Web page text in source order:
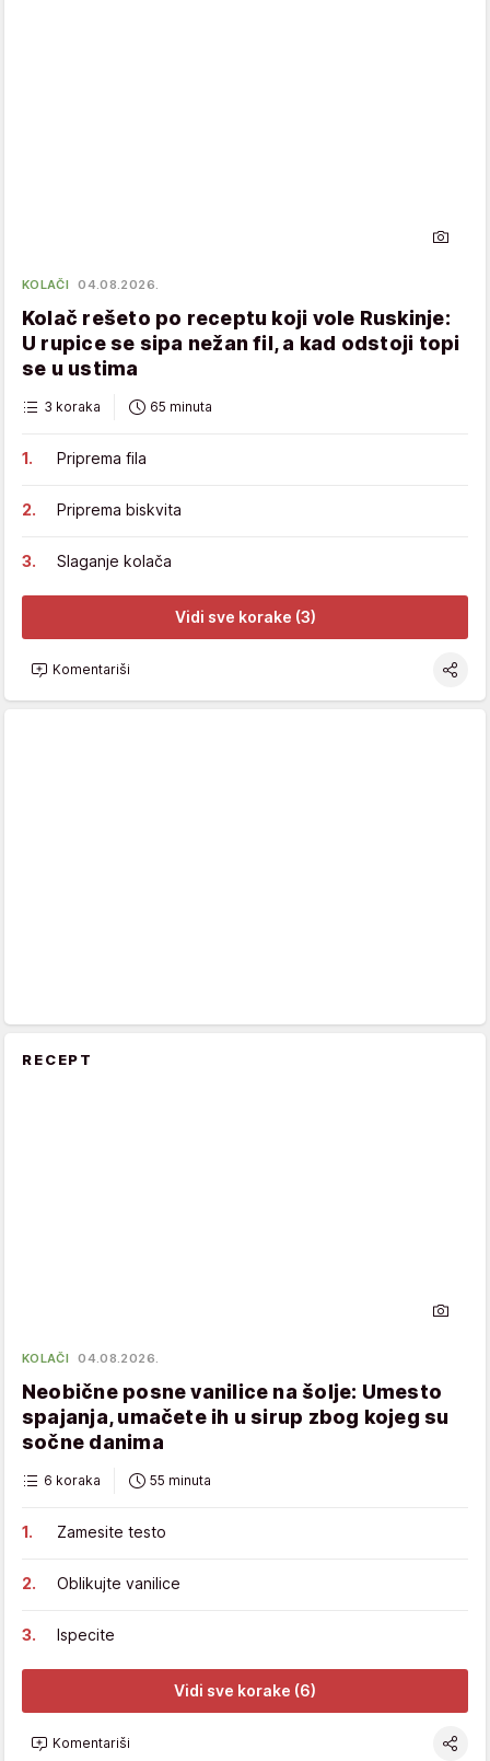
KOLAČI 04.08.2026.
Kolač rešeto po receptu koji vole Ruskinje:
U rupice se sipa nežan fil, a kad odstoji topi
se u ustima
3 koraka 65 minuta
Priprema fila
Priprema biskvita
Slaganje kolača
Vidi sve korake (3)
Komentariši
RECEPT
KOLAČI 04.08.2026.
Neobične posne vanilice na šolje: Umesto
spajanja, umačete ih u sirup zbog kojeg su
sočne danima
6 koraka 55 minuta
Zamesite testo
Oblikujte vanilice
Ispecite
Vidi sve korake (6)
Komentariši